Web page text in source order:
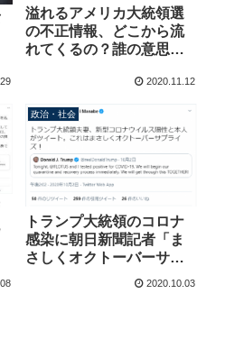
溢れるアメリカ大統領選
の不正情報、どこから流
れてくるの？誰の意思
【マガジン62号】 2020.11.12
政治・社会
トランプ大統領のコロナ
感染に朝日新聞記者「ま
さしくオクトーバーサプ
ライズ！」無事炎上
2020.10.03